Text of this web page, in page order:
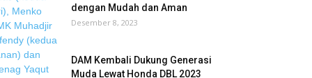
dengan Mudah dan Aman
Desember 8, 2023
DAM Kembali Dukung Generasi
Muda Lewat Honda DBL 2023